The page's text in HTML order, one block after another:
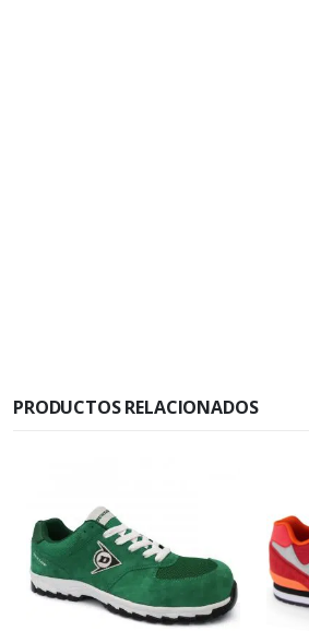
PRODUCTOS RELACIONADOS